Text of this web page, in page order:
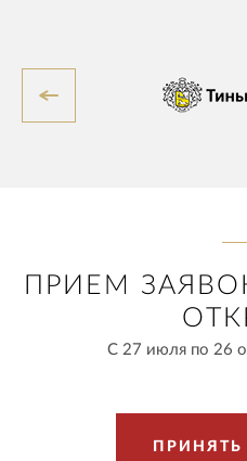
ПРИЕМ
С 27 июля по 26
П Р И Н Я Т Ь